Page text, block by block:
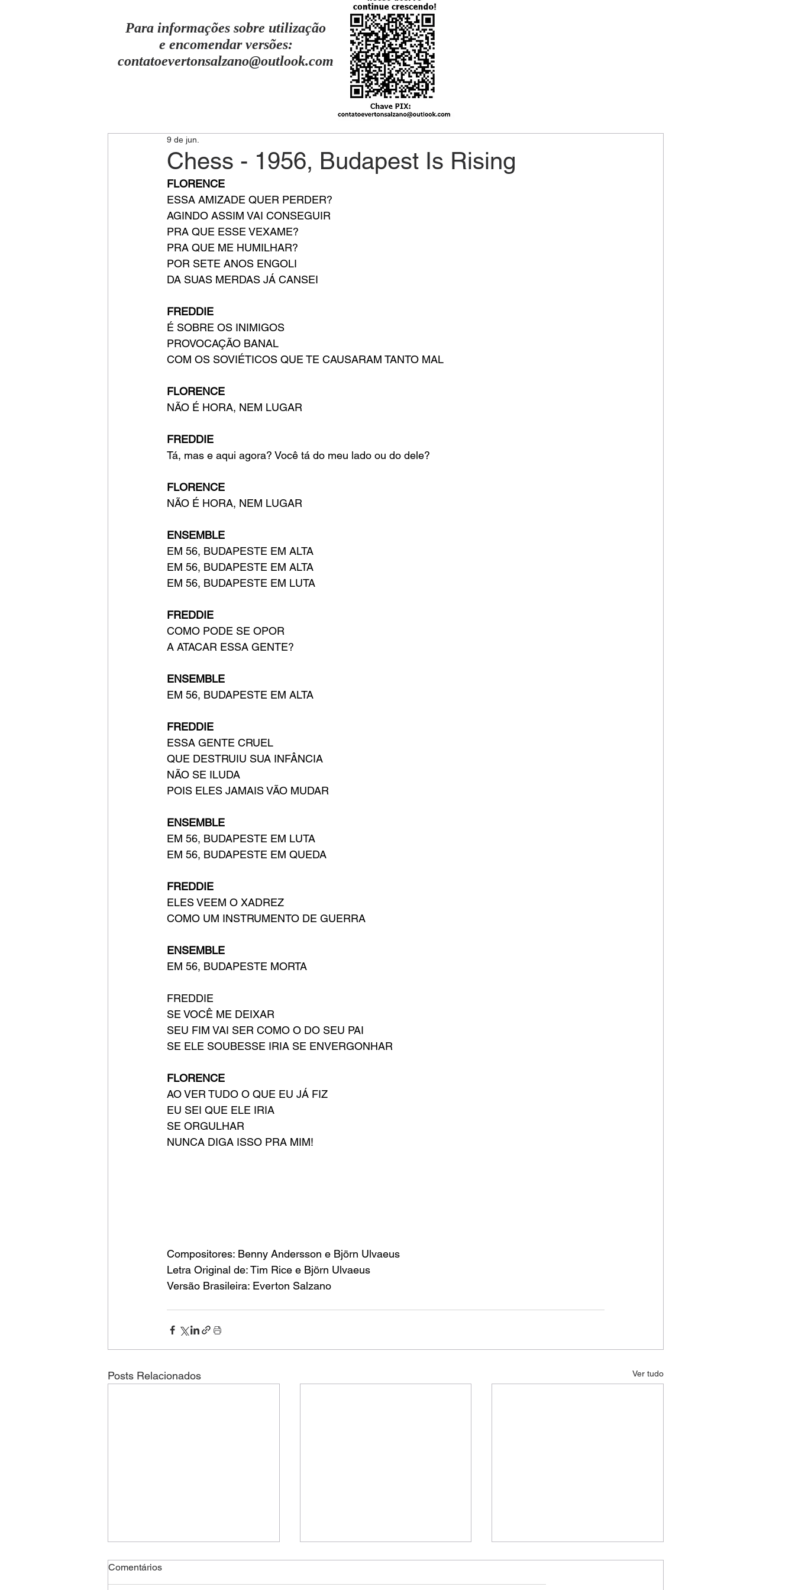
Para informações sobre utilização
e encomendar versões:
contatoevertonsalzano@outlook.com
Chess - 1956, Budapest Is Rising
9 de jun.
FLORENCE
ESSA AMIZADE QUER PERDER?
AGINDO ASSIM VAI CONSEGUIR
PRA QUE ESSE VEXAME?
PRA QUE ME HUMILHAR?
POR SETE ANOS ENGOLI
DA SUAS MERDAS JÁ CANSEI
FREDDIE
É SOBRE OS INIMIGOS
PROVOCAÇÃO BANAL
COM OS SOVIÉTICOS QUE TE CAUSARAM TANTO MAL
FLORENCE
NÃO É HORA, NEM LUGAR
FREDDIE
Tá, mas e aqui agora? Você tá do meu lado ou do dele?
FLORENCE
NÃO É HORA, NEM LUGAR
ENSEMBLE
EM 56, BUDAPESTE EM ALTA
EM 56, BUDAPESTE EM ALTA
EM 56, BUDAPESTE EM LUTA
FREDDIE
COMO PODE SE OPOR
A ATACAR ESSA GENTE?
ENSEMBLE
EM 56, BUDAPESTE EM ALTA
FREDDIE
ESSA GENTE CRUEL
QUE DESTRUIU SUA INFÂNCIA
NÃO SE ILUDA
POIS ELES JAMAIS VÃO MUDAR
ENSEMBLE
EM 56, BUDAPESTE EM LUTA
EM 56, BUDAPESTE EM QUEDA
FREDDIE
ELES VEEM O XADREZ
COMO UM INSTRUMENTO DE GUERRA
ENSEMBLE
EM 56, BUDAPESTE MORTA
FREDDIE
SE VOCÊ ME DEIXAR
SEU FIM VAI SER COMO O DO SEU PAI
SE ELE SOUBESSE IRIA SE ENVERGONHAR
FLORENCE
AO VER TUDO O QUE EU JÁ FIZ
EU SEI QUE ELE IRIA
SE ORGULHAR
NUNCA DIGA ISSO PRA MIM!
Compositores: Benny Andersson e Björn Ulvaeus
Letra Original de: Tim Rice e Björn Ulvaeus
Versão Brasileira: Everton Salzano
Posts Relacionados Ver tudo
Comentários